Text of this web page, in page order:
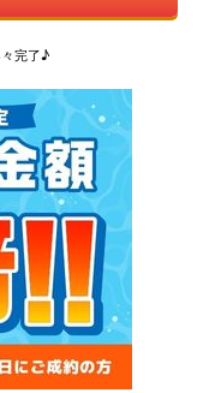
完了♪